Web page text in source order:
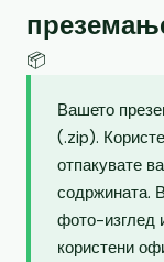
📦
Вашето
(.zip).
отпакувате
содржината.
фото-изглед
користени